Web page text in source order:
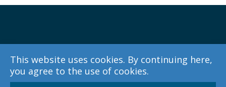
Facebook
LinkedIn
This website uses cookies. By continuing here,
you agree to the use of cookies.